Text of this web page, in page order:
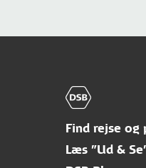
Find rejse og
Læs "Ud &